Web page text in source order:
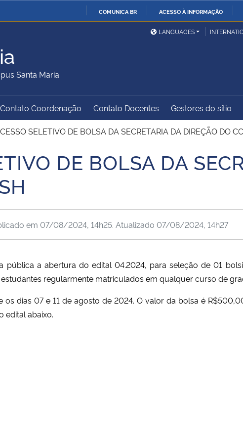
COMUNICA BR ACESSO À INFORMAÇÃO
e
Ministério da Defesa
Ministério das Relações
Exteriores
Ministério do
Desenvolvimento Regional
Controladoria-Geral da
União
Advocacia-Geral da União Banco Central do Brasil
LANGUAGES
Santa Maria
Contato Coordenação Contato Docentes Gestores do sítio
SELETIVO DE BOLSA DA SECRETARIA DA DIREÇÃO DO
DE BOLSA DA
em 07/08/2024, 14h25. Atualizado 07/08/2024, 14h27
pública a abertura do edital 04.2024, para seleção de 01
regularmente matriculados em qualquer curso de
dias 07 e 11 de agosto de 2024. O valor da bolsa é
edital abaixo.